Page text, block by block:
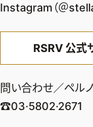
Instagram（＠
RSRV 公式
問い合わせ／ペル
☎︎03·5802·2671